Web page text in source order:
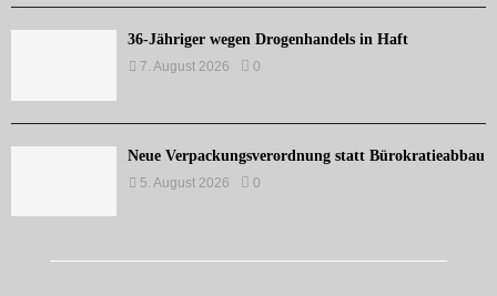
36-Jähriger wegen Drogenhandels in Haft
7. August 2026 0
Neue Verpackungsverordnung statt Bürokratieabbau
5. August 2026 0